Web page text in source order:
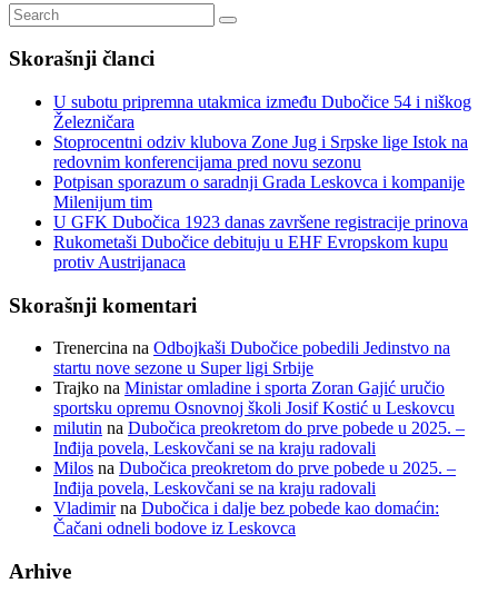
Search
for:
Search
Skorašnji članci
U subotu pripremna utakmica između Dubočice 54 i niškog
Železničara
Stoprocentni odziv klubova Zone Jug i Srpske lige Istok na
redovnim konferencijama pred novu sezonu
Potpisan sporazum o saradnji Grada Leskovca i kompanije
Milenijum tim
U GFK Dubočica 1923 danas završene registracije prinova
Rukometaši Dubočice debituju u EHF Evropskom kupu
protiv Austrijanaca
Skorašnji komentari
Trenercina na Odbojkaši Dubočice pobedili Jedinstvo na
startu nove sezone u Super ligi Srbije
Trajko na Ministar omladine i sporta Zoran Gajić uručio
sportsku opremu Osnovnoj školi Josif Kostić u Leskovcu
milutin na Dubočica preokretom do prve pobede u 2025. –
Inđija povela, Leskovčani se na kraju radovali
Milos na Dubočica preokretom do prve pobede u 2025. –
Inđija povela, Leskovčani se na kraju radovali
Vladimirna Dubočica i dalje bez pobede kao domaćin:
Čačani odneli bodove iz Leskovca
Arhive